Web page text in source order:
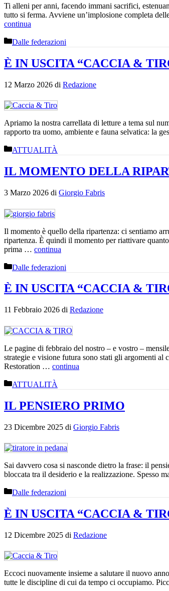
Ti alleni per anni, facendo immani sacrifici,
tutto si ferma. Avviene un’implosione completa
continua
Categorie
Dalle federazioni
È IN USCITA “CACCIA &
12 Marzo 2026 di Redazione
Apriamo la nostra carrellata di letture a tema sul
rapporto tra uomo, ambiente e fauna selvatica: la
Categorie
ATTUALITÀ
IL MOMENTO DELLA
3 Marzo 2026 di Giorgio Fabris
Il momento è quello della ripartenza: ci sentiamo
ripartenza. È quindi il momento per riattivare
prima … continua
Categorie
Dalle federazioni
È IN USCITA “CACCIA &
11 Febbraio 2026 di Redazione
Le pagine di febbraio del nostro – e vostro –
strategie e visione futura sono stati gli argomenti
Restoration … continua
Categorie
ATTUALITÀ
IL PENSIERO PRIMO
23 Dicembre 2025 di Giorgio Fabris
Sai davvero cosa si nasconde dietro la frase: il
bloccata tra il desiderio e la realizzazione. Spesso
Categorie
Dalle federazioni
È IN USCITA “CACCIA &
12 Dicembre 2025 di Redazione
Eccoci nuovamente insieme a salutare il nuovo
tutte le discipline di cui da tempo ci occupiamo.